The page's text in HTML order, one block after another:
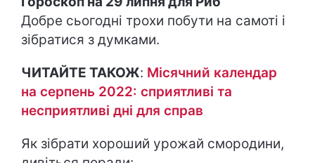
Добре сьогодні трохи побути на самоті і
зібратися з думками.
ЧИТАЙТЕ ТАКОЖ: Місячний календар
на серпень 2022: сприятливі та
несприятливі дні для справ
Як зібрати хороший урожай смородини,